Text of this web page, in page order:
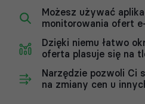
Możesz używać
monitorowania ofert
Dzięki niemu łatwo
oferta plasuje się na
Narzędzie pozwoli Ci
na zmiany cen u